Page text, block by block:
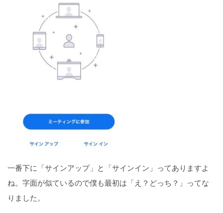
定！
iPhoneのマナーモードを解除できない・解除しても
音が出ない原因と対処法
【iPhone】Twitterが重い8つの原因と解消方法
【iPhone版】Zoomアプリが重い原因7選と解消法
一番下に「サインアップ」と「サインイン」ってありますよ
ね。字面が似ているので僕も最初は「え？どっち？」ってな
りました。